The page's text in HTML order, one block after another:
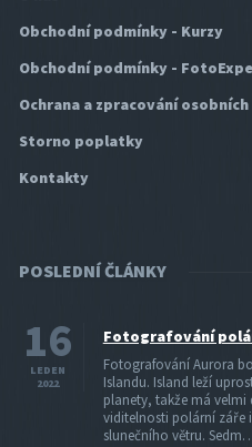
Obchodní podmínky - Kurzy
Obchodní podmínky -
Ochrana a zpracování
Storno poplatky
Kontakty
POSLEDNÍ ČLÁNKY
16
LEDEN
2022
Fotografování
Fotografování Aurora
Islandu. Island leží
planety, takže má
viditelnosti polární záře
slunečního větru.